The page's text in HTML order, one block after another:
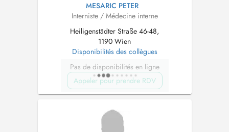
MESARIC PETER
Interniste / Médecine interne
Heiligenstädter Straße 46-48,
1190 Wien
Disponibilités des collègues
Pas de disponibilités en ligne
Appeler pour prendre RDV